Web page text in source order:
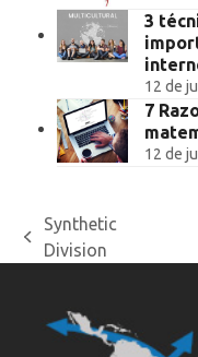
3
12 de
7
12 de
previous
Synthetic
Division